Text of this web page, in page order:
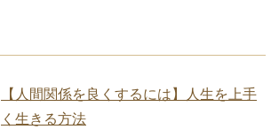
【人間関係を良くするには】人生を上手
く生きる方法